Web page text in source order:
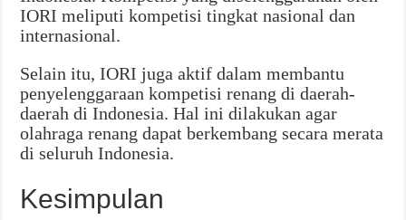
IORI meliputi kompetisi tingkat nasional dan
internasional.
Selain itu, IORI juga aktif dalam membantu
penyelenggaraan kompetisi renang di daerah-
daerah di Indonesia. Hal ini dilakukan agar
olahraga renang dapat berkembang secara merata
di seluruh Indonesia.
Kesimpulan